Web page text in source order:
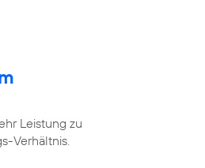
Leistung zu
Verhältnis.